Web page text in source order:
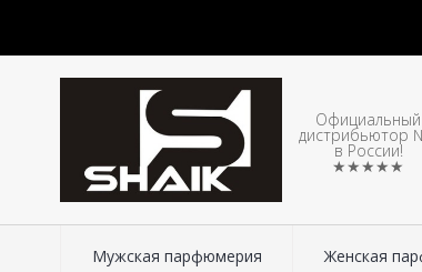
Официальный
дистрибьютор
в России!
★★★★★
Мужская парфюмерия Женская